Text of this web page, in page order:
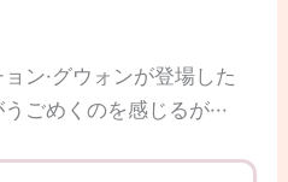
ン·グウォンが登場した
ごめくのを感じるが···